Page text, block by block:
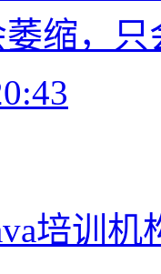
缩，
培训机